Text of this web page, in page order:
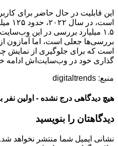
این قابلیت در حال حاضر برای
۱.۵ میلیارد بررسی در این
بررسی‌ها جعلی است، اما آمازون
است که برای جلوگیری از نمایش
گذاری خود در وب‌سایت‌اش ادامه
منبع: digitaltrends
هیچ دیدگاهی درج نشده - اولین نفر
دیدگاهتان را بنویسید
نشانی ایمیل شما منتشر نخواهد شد.